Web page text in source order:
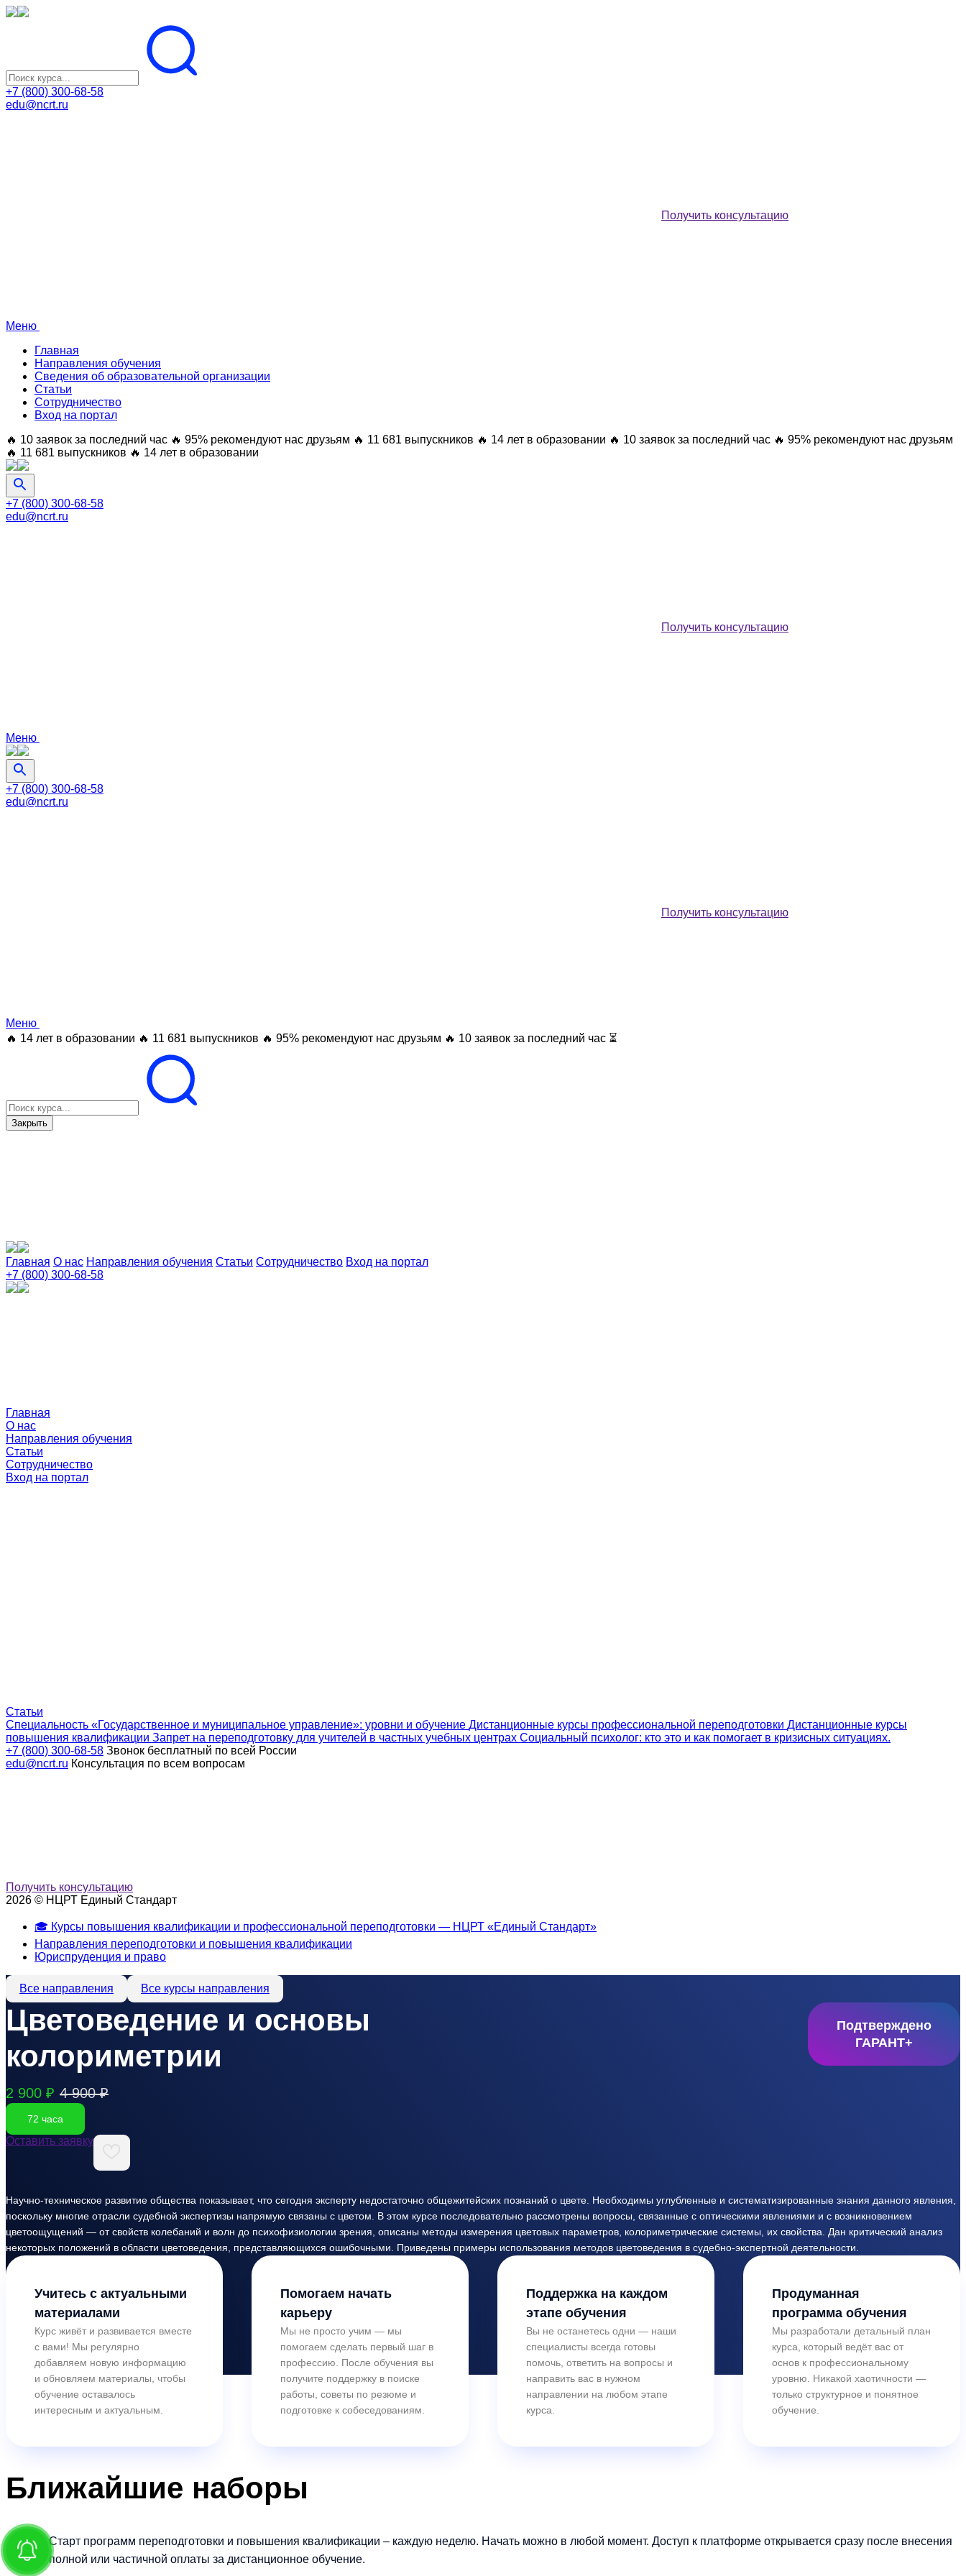
+7 (800) 300-68-58
edu@ncrt.ru
Получить консультацию
Меню
Главная
Направления обучения
Сведения об образовательной организации
Статьи
Сотрудничество
Вход на портал
🔥 10 заявок за последний час 🔥 95% рекомендуют нас друзьям 🔥 11 681 выпускников 🔥 14 лет в образовании 🔥 10 заявок за последний час 🔥 95% рекомендуют нас друзьям
🔥 11 681 выпускников 🔥 14 лет в образовании
+7 (800) 300-68-58
edu@ncrt.ru
Получить консультацию
Меню
+7 (800) 300-68-58
edu@ncrt.ru
Получить консультацию
Меню
🔥 14 лет в образовании 🔥 11 681 выпускников 🔥 95% рекомендуют нас друзьям 🔥 10 заявок за последний час ⏳
Закрыть
Главная О нас Направления обучения Статьи Сотрудничество Вход на портал
+7 (800) 300-68-58
Главная
О нас
Направления обучения
Статьи
Сотрудничество
Вход на портал
Статьи
Специальность «Государственное и муниципальное управление»: уровни и обучение Дистанционные курсы профессиональной переподготовки Дистанционные курсы
повышения квалификации Запрет на переподготовку для учителей в частных учебных центрах Социальный психолог: кто это и как помогает в кризисных ситуациях.
+7 (800) 300-68-58 Звонок бесплатный по всей России
edu@ncrt.ru Консультация по всем вопросам
Получить консультацию
2026 © НЦРТ Единый Стандарт
🎓 Курсы повышения квалификации и профессиональной переподготовки — НЦРТ «Единый Стандарт»
Направления переподготовки и повышения квалификации
Юриспруденция и право
Все направления Все курсы направления
Цветоведение и основы
колориметрии
2 900 ₽ 4 900 ₽
72 часа
Оставить заявку
Подтверждено
ГАРАНТ+
Научно-техническое развитие общества показывает, что сегодня эксперту недостаточно общежитейских познаний о цвете. Необходимы углубленные и систематизированные знания данного явления,
поскольку многие отрасли судебной экспертизы напрямую связаны с цветом. В этом курсе последовательно рассмотрены вопросы, связанные с оптическими явлениями и с возникновением
цветоощущений — от свойств колебаний и волн до психофизиологии зрения, описаны методы измерения цветовых параметров, колориметрические системы, их свойства. Дан критический анализ
некоторых положений в области цветоведения, представляющихся ошибочными. Приведены примеры использования методов цветоведения в судебно-экспертной деятельности.
Учитесь с актуальными
материалами
Курс живёт и развивается вместе
с вами! Мы регулярно
добавляем новую информацию
и обновляем материалы, чтобы
обучение оставалось
интересным и актуальным.
Помогаем начать
карьеру
Мы не просто учим — мы
помогаем сделать первый шаг в
профессию. После обучения вы
получите поддержку в поиске
работы, советы по резюме и
подготовке к собеседованиям.
Поддержка на каждом
этапе обучения
Вы не останетесь одни — наши
специалисты всегда готовы
помочь, ответить на вопросы и
направить вас в нужном
направлении на любом этапе
курса.
Продуманная
программа обучения
Мы разработали детальный план
курса, который ведёт вас от
основ к профессиональному
уровню. Никакой хаотичности —
только структурное и понятное
обучение.
Ближайшие наборы
Старт программ переподготовки и повышения квалификации – каждую неделю. Начать можно в любой момент. Доступ к платформе открывается сразу после внесения
полной или частичной оплаты за дистанционное обучение.